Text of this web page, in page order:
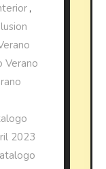
,
Verano
2023